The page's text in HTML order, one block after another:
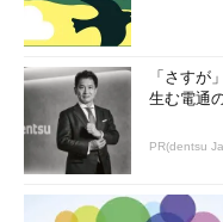
「Essentials」って
いまだに生きてい
の“謎バージョン”の
Windowsの「消し
方がよかった警告」
Y2K問題対応の名
「NET.EXE」とは
「さすが
生む電通
PR(dentsu